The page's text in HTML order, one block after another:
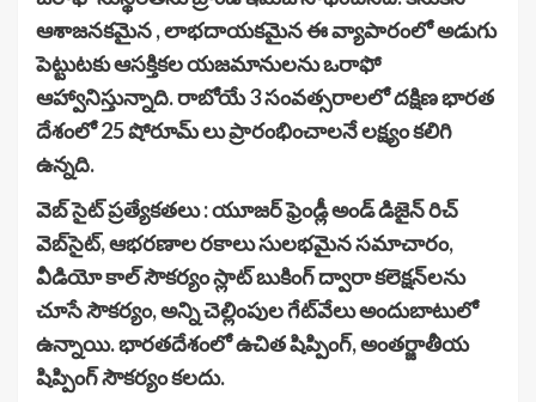
ఆశాజనకమైన , లాభదాయకమైన ఈ వ్యాపారంలో అడుగు
పెట్టుటకు ఆసక్తికల యజమానులను ఒరాఫో
ఆహ్వానిస్తున్నాది. రాబోయే 3 సంవత్సరాలలో దక్షిణ భారత
దేశంలో 25 షోరూమ్ లు ప్రారంభించాలనే లక్ష్యం కలిగి
ఉన్నది.
వెబ్ సైట్ ప్రత్యేకతలు : యూజర్ ఫ్రెండ్లీ అండ్ డిజైన్ రిచ్
వెబ్‌సైట్, ఆభరణాల రకాలు సులభమైన సమాచారం,
వీడియో కాల్ సౌకర్యం స్లాట్ బుకింగ్ ద్వారా కలెక్షన్‌లను
చూసే సౌకర్యం, అన్ని చెల్లింపుల గేట్‌వేలు అందుబాటులో
ఉన్నాయి. భారతదేశంలో ఉచిత షిప్పింగ్, అంతర్జాతీయ
షిప్పింగ్ సౌకర్యం కలదు.